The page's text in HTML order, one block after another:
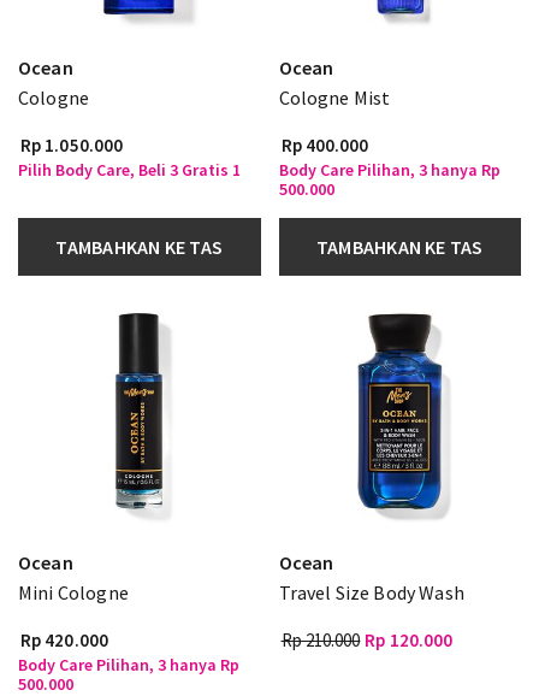
Ocean
Cologne
Rp 1.050.000
Pilih Body Care, Beli 3 Gratis 1
TAMBAHKAN KE TAS
Ocean
Cologne Mist
Rp 400.000
Body Care Pilihan, 3 hanya Rp
500.000
TAMBAHKAN KE TAS
Ocean
Mini Cologne
Rp 420.000
Body Care Pilihan, 3 hanya Rp
500.000
Ocean
Travel Size Body Wash
Rp 210.000 Rp 120.000